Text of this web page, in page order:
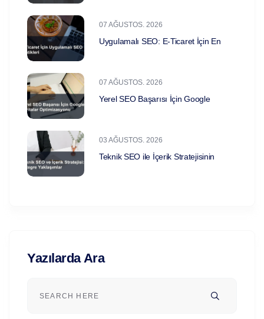
07 AĞUSTOS. 2026
Uygulamalı SEO: E-Ticaret İçin En
07 AĞUSTOS. 2026
Yerel SEO Başarısı İçin Google
03 AĞUSTOS. 2026
Teknik SEO ile İçerik Stratejisinin
Yazılarda Ara